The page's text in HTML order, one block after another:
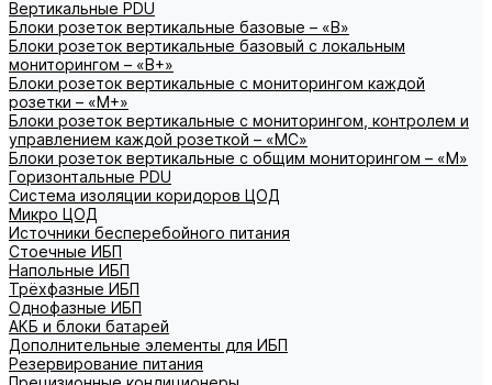
Вертикальные PDU
Блоки розеток вертикальные базовые – «В»
Блоки розеток вертикальные базовый с локальным
мониторингом – «В+»
Блоки розеток вертикальные с мониторингом каждой
розетки – «М+»
Блоки розеток вертикальные с мониторингом, контролем и
управлением каждой розеткой – «МС»
Блоки розеток вертикальные с общим мониторингом – «М»
Горизонтальные PDU
Система изоляции коридоров ЦОД
Микро ЦОД
Источники бесперебойного питания
Стоечные ИБП
Напольные ИБП
Трёхфазные ИБП
Однофазные ИБП
АКБ и блоки батарей
Дополнительные элементы для ИБП
Резервирование питания